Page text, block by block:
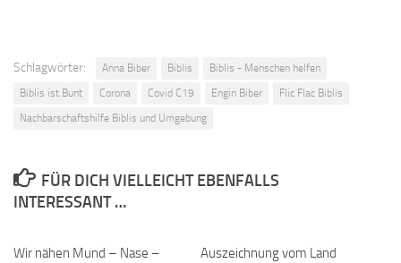
Schlagwörter: Anna Biber Biblis
Biblis - Menschen helfen
Biblis ist Bunt
Corona Covid C19 Engin Biber
Flic Flac Biblis
Nachbarschaftshilfe Biblis und Umgebung
FÜR DICH VIELLEICHT EBENFALLS
INTERESSANT …
Wir nähen Mund – Nase –
Auszeichnung vom Land